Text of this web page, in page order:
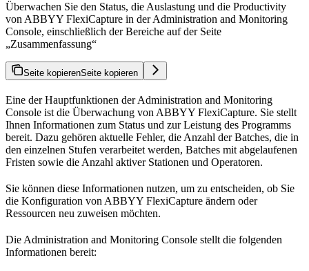
Überwachen Sie den Status, die Auslastung und die Productivity
von ABBYY FlexiCapture in der Administration and Monitoring
Console, einschließlich der Bereiche auf der Seite
„Zusammenfassung“
Seite kopierenSeite kopieren
Eine der Hauptfunktionen der Administration and Monitoring
Console ist die Überwachung von ABBYY FlexiCapture. Sie stellt
Ihnen Informationen zum Status und zur Leistung des Programms
bereit. Dazu gehören aktuelle Fehler, die Anzahl der Batches, die in
den einzelnen Stufen verarbeitet werden, Batches mit abgelaufenen
Fristen sowie die Anzahl aktiver Stationen und Operatoren.
Sie können diese Informationen nutzen, um zu entscheiden, ob Sie
die Konfiguration von ABBYY FlexiCapture ändern oder
Ressourcen neu zuweisen möchten.
Die Administration and Monitoring Console stellt die folgenden
Informationen bereit: